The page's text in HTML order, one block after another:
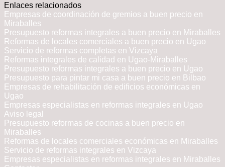
Enlaces relacionados
Empresas de coordinación de gremios a buen precio en
Miraballes
Presupuesto reformas integrales a buen precio en Miraballes
Reformas de locales comerciales a buen precio en Ugao
Servicio de reformas completas en Vizcaya
Reformas integrales de calidad en Ugao-Miraballes
Presupuesto reformas integrales a buen precio en Ugao
Presupuesto para pintar mi casa a buen precio en Bilbao
Empresas de rehabilitación de edificios económicas en
Ugao
Empresas especialistas en reformas integrales en Ugao
Aviso legal
Presupuesto reformas de cocinas a buen precio en
Miraballes
Reformas de locales comerciales económicas en Miraballes
Servicio de reformas integrales en Vizcaya
Empresas especialistas en reformas integrales en Miraballes